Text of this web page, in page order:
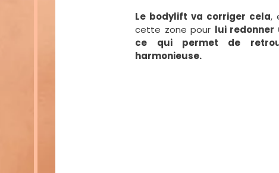
Le bodylift va corriger cela,
cette zone pour lui redonner
ce qui permet de
harmonieuse.